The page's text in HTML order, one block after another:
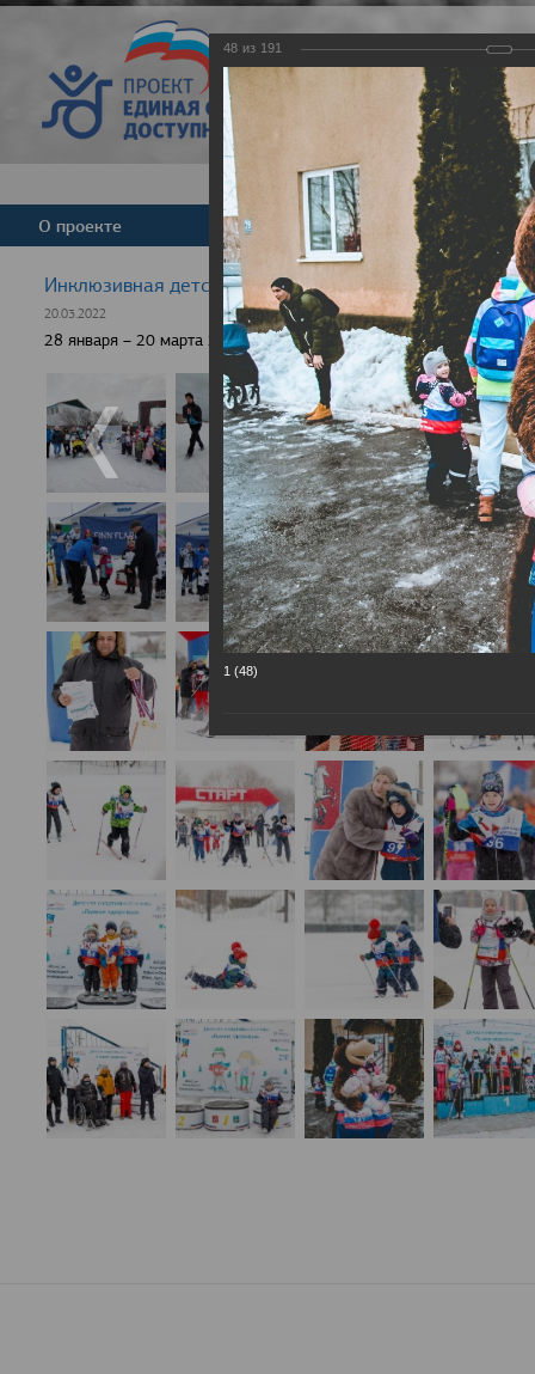
Версия для
О проекте Команда Новости
Инклюзивная детская гонка "Лыжня здоровья" 2022
20.03.2022
28 января – 20 марта 2022 г., 10 населенных пунктов России,
48 из 191
1 (48)